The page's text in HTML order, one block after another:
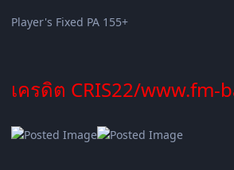
Player's Fixed PA 155+
เครดิต CRIS22/www.fm-